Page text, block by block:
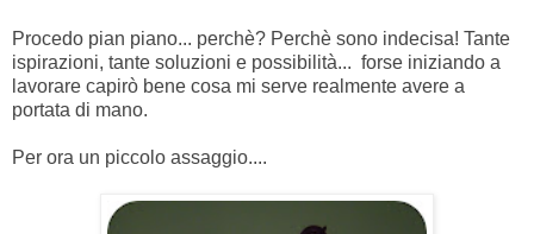
Procedo pian piano... perchè? Perchè sono indecisa! Tante
ispirazioni, tante soluzioni e possibilità... forse iniziando a
lavorare capirò bene cosa mi serve realmente avere a
portata di mano.
Per ora un piccolo assaggio....